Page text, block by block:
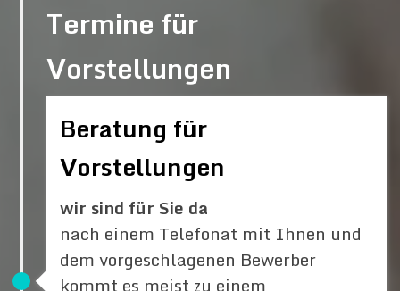
Beratung für
Vorstellungen
wir sind für Sie da
nach einem Telefonat mit Ihnen und
dem vorgeschlagenen Bewerber
kommt es meist zu einem
Termine für
Vorstellungen